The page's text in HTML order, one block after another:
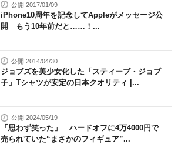
公開 2017/01/09
iPhone10周年を記念してAppleがメッセージ公
開 もう10年前だと……！...
公開 2014/04/30
ジョブズを美少女化した「スティーブ・ジョブ
子」Tシャツが安定の日本クオリティ |...
公開 2024/05/19
「思わず笑った」 ハードオフに4万4000円で
売られていた“まさかのフィギュア”...